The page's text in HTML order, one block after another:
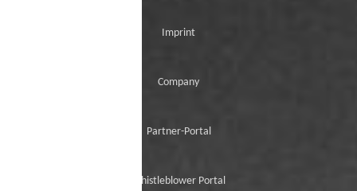
Imprint
Company
Partner-Portal
Whistleblower Portal